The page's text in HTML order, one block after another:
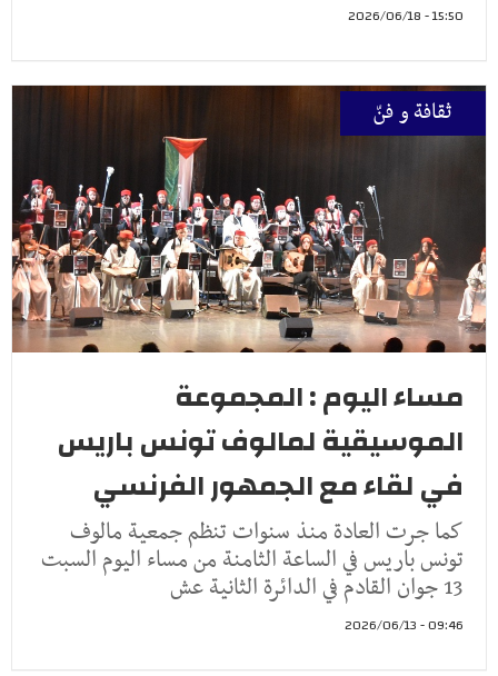
15:50 - 2026/06/18
ثقافة و فنّ
مساء اليوم : المجموعة
الموسيقية لمالوف تونس باريس
في لقاء مع الجمهور الفرنسي
كما جرت العادة منذ سنوات تنظم جمعية مالوف
تونس باريس في الساعة الثامنة من مساء اليوم السبت
13 جوان القادم في الدائرة الثانية عش
09:46 - 2026/06/13